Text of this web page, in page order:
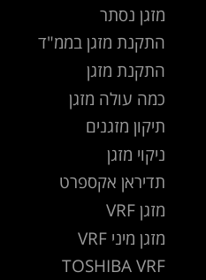
מזגן נסתר
התקנת מזגן בממ"ד
התקנת מזגן
כמה עולה מזגן
תיקון מזגנים
ניקוי מזגן
תדיראן אקספרט
מזגן VRF
מזגן מיני VRF
TOSHIBA VRF